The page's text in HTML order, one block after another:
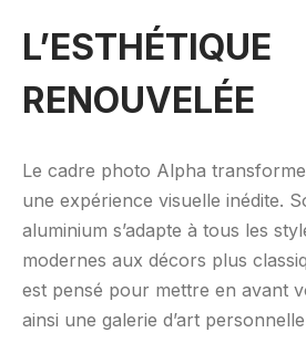
L’ESTHÉTIQUE
RENOUVELÉE
Le cadre photo Alpha
une expérience visuelle inédite.
aluminium s’adapte à tous les
modernes aux décors plus
est pensé pour mettre en avant
ainsi une galerie d’art